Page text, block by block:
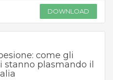
DOWNLOAD
come gli
stanno plasmando il